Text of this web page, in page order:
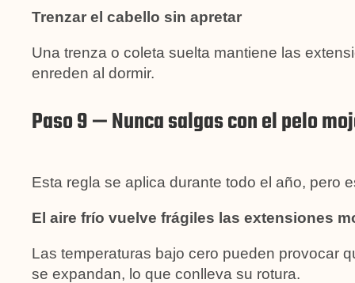
Trenzar el cabello sin apretar
Una trenza o coleta suelta mantiene las
enreden al dormir.
Paso 9 — Nunca salgas con el pelo
Esta regla se aplica durante todo el año, pero
El aire frío vuelve frágiles las extensiones
Las temperaturas bajo cero pueden provocar
se expandan, lo que conlleva su rotura.